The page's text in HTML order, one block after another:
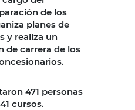
de los
planes de
y realiza un
de carrera de los
471 personas
cursos.